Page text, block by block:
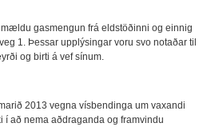
gasmengun frá eldstöðinni og einnig
1. Þessar upplýsingar voru svo notaðar til
og birti á vef sínum.
2013 vegna vísbendinga um vaxandi
að nema aðdraganda og framvindu